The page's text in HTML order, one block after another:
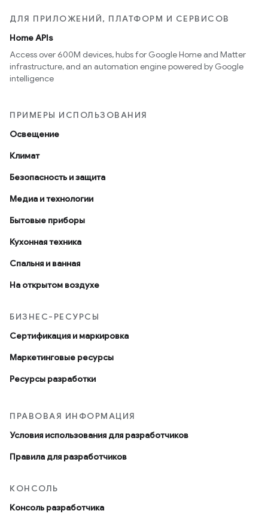
ДЛЯ ПРИЛОЖЕНИЙ, ПЛАТФОРМ И СЕРВИСОВ
Home APIs
Access over 600M devices, hubs for Google Home and Matter
infrastructure, and an automation engine powered by Google
intelligence
ПРИМЕРЫ ИСПОЛЬЗОВАНИЯ
Освещение
Климат
Безопасность и защита
Медиа и технологии
Бытовые приборы
Кухонная техника
Спальня и ванная
На открытом воздухе
БИЗНЕС-РЕСУРСЫ
Сертификация и маркировка
Маркетинговые ресурсы
Ресурсы разработки
ПРАВОВАЯ ИНФОРМАЦИЯ
Условия использования для разработчиков
Правила для разработчиков
КОНСОЛЬ
Консоль разработчика